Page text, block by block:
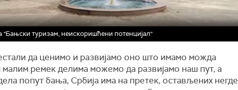
"Бањски туризам, неискоришћени потенцијал"
да ценимо и развијамо оно што имамо можда
ремек делима можемо да развијамо наш пут, а
попут бања, Србија има на претек, остављених негде